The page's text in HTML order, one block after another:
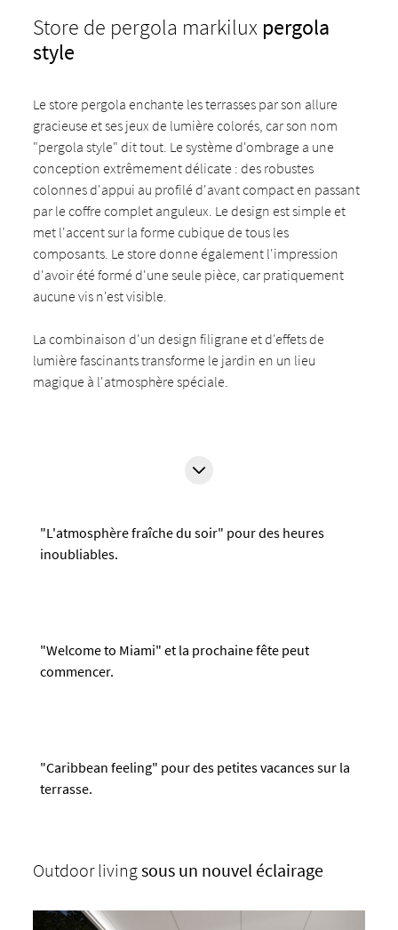
Store de pergola markilux pergola
style
Le store pergola enchante les terrasses par son allure
gracieuse et ses jeux de lumière colorés, car son nom
"pergola style" dit tout. Le système d'ombrage a une
conception extrêmement délicate : des robustes
colonnes d'appui au profilé d'avant compact en passant
par le coffre complet anguleux. Le design est simple et
met l'accent sur la forme cubique de tous les
composants. Le store donne également l'impression
d'avoir été formé d'une seule pièce, car pratiquement
aucune vis n'est visible.
La combinaison d'un design filigrane et d'effets de
lumière fascinants transforme le jardin en un lieu
magique à l'atmosphère spéciale.
"L'atmosphère fraîche du soir" pour des heures
inoubliables.
"Welcome to Miami" et la prochaine fête peut
commencer.
"Caribbean feeling" pour des petites vacances sur la
terrasse.
Outdoor livingsous un nouvel éclairage